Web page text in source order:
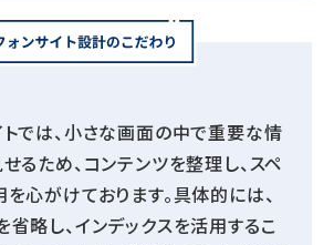
では、小さな画面の中で重要な情
るため、コンテンツを整理し、スペ
心がけております。具体的には、
略し、インデックスを活用するこ